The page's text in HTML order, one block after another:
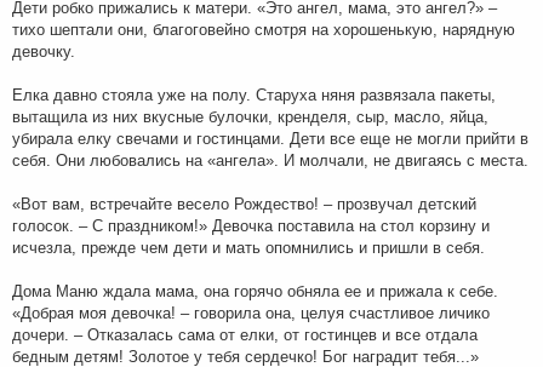
Дети робко прижались к матери. «Это ангел, мама, это ангел?» –
тихо шептали они, благоговейно смотря на хорошенькую, нарядную
девочку.
Елка давно стояла уже на полу. Старуха няня развязала пакеты,
вытащила из них вкусные булочки, кренделя, сыр, масло, яйца,
убирала елку свечами и гостинцами. Дети все еще не могли прийти в
себя. Они любовались на «ангела». И молчали, не двигаясь с места.
«Вот вам, встречайте весело Рождество! – прозвучал детский
голосок. – С праздником!» Девочка поставила на стол корзину и
исчезла, прежде чем дети и мать опомнились и пришли в себя.
Дома Маню ждала мама, она горячо обняла ее и прижала к себе.
«Добрая моя девочка! – говорила она, целуя счастливое личико
дочери. – Отказалась сама от елки, от гостинцев и все отдала
бедным детям! Золотое у тебя сердечко! Бог наградит тебя...»